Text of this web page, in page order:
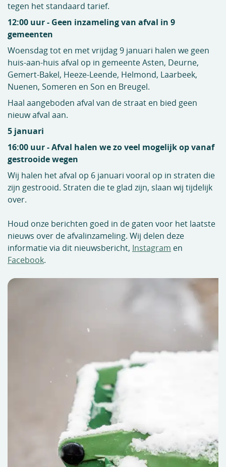
tegen het standaard tarief.
12:00 uur - Geen inzameling van afval in 9
gemeenten
Woensdag tot en met vrijdag 9 januari halen we geen
huis-aan-huis afval op in gemeente Asten, Deurne,
Gemert-Bakel, Heeze-Leende, Helmond, Laarbeek,
Nuenen, Someren en Son en Breugel.
Haal aangeboden afval van de straat en bied geen
nieuw afval aan.
5 januari
16:00 uur - Afval halen we zo veel mogelijk op vanaf
gestrooide wegen
Wij halen het afval op 6 januari vooral op in straten die
zijn gestrooid. Straten die te glad zijn, slaan wij tijdelijk
over.
Houd onze berichten goed in de gaten voor het laatste
nieuws over de afvalinzameling. Wij delen deze
informatie via dit nieuwsbericht, Instagram en
Facebook.